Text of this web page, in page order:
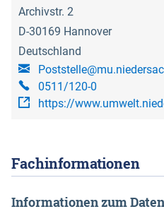
Archivstr. 2
D-30169 Hannover
Deutschland
0511/120-0
https://
Fach­informationen
Informationen zum